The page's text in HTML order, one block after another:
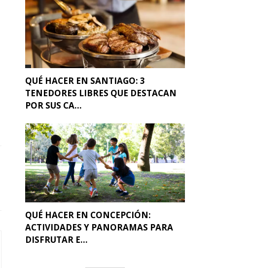
QUÉ HACER EN SANTIAGO: 3
TENEDORES LIBRES QUE DESTACAN
POR SUS CA...
QUÉ HACER EN CONCEPCIÓN:
ACTIVIDADES Y PANORAMAS PARA
DISFRUTAR E...